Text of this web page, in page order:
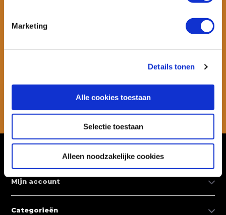
Marketing
Details tonen
Alle cookies toestaan
Selectie toestaan
Alleen noodzakelijke cookies
* Lees hier de wettelijke beperkingen
Klantenservice
Mijn account
Categorieën